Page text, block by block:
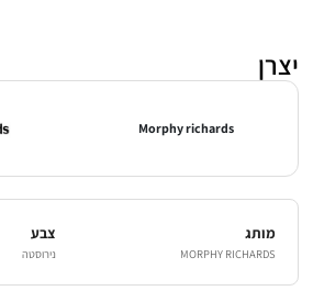
יצרן
Morphy richards
מותג
MORPHY RICHARDS
צבע
נירוסטה